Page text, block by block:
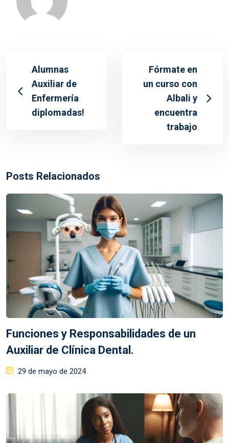
Alumnas
Auxiliar de
Enfermería
diplomadas!
Fórmate en
un curso con
Albali y
encuentra
trabajo
Posts Relacionados
Funciones y Responsabilidades de un
Auxiliar de Clínica Dental.
29 de mayo de 2024